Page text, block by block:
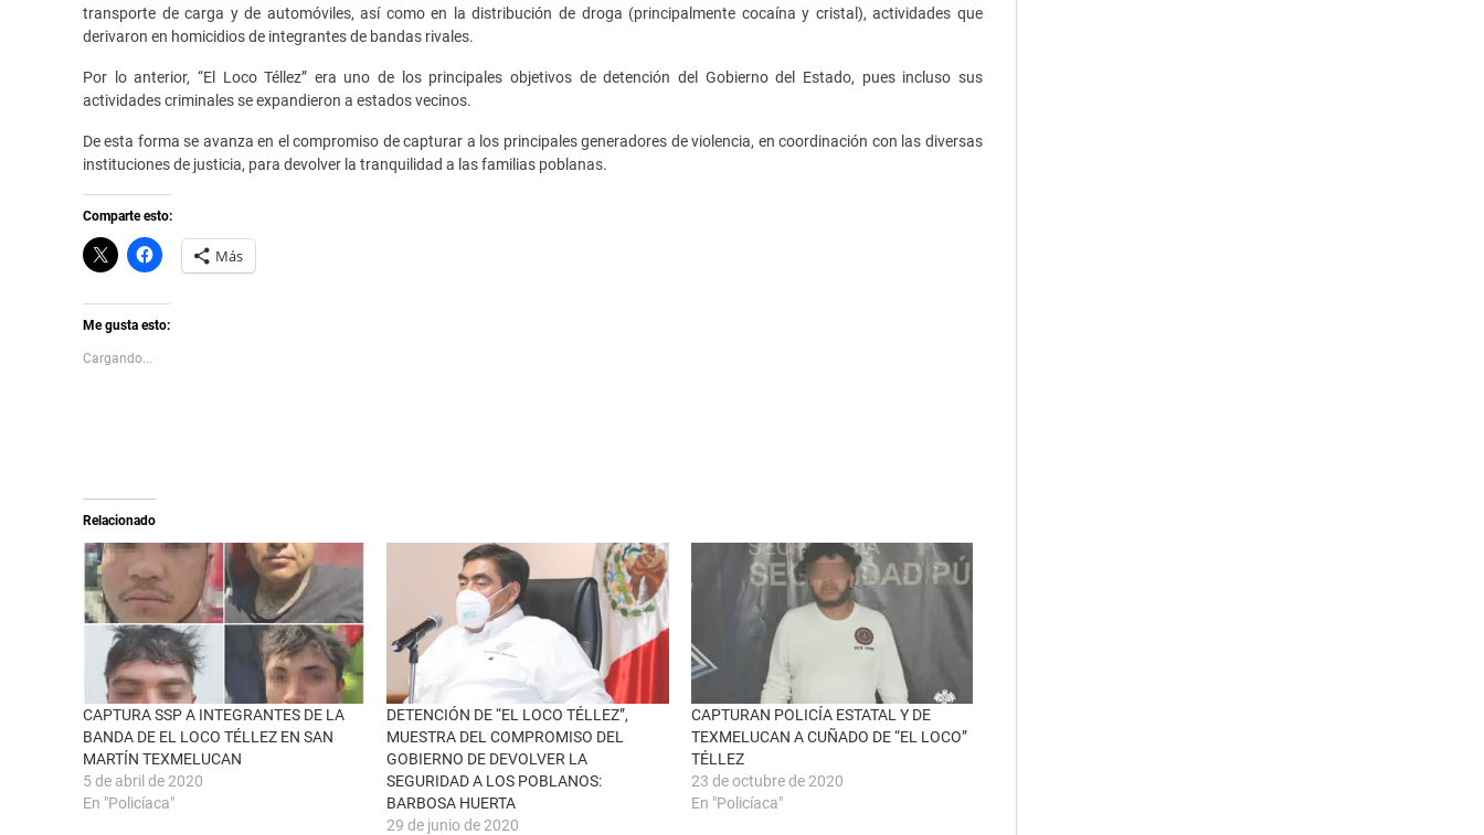
transporte de carga y de automóviles, así como en la distribución de droga (principalmente cocaína y cristal), actividades que
derivaron en homicidios de integrantes de bandas rivales.
Por lo anterior, “El Loco Téllez” era uno de los principales objetivos de detención del Gobierno del Estado, pues incluso sus
actividades criminales se expandieron a estados vecinos.
De esta forma se avanza en el compromiso de capturar a los principales generadores de violencia, en coordinación con las diversas
instituciones de justicia, para devolver la tranquilidad a las familias poblanas.
Comparte esto:
C
l
k
t
o
s
h
e
b
e
e
u
n
a
v
e
n
t
a
n
a
n
u
e
v
a
)
H
a
l
i
t
r
n
a
c
e
b
o
o
k
(
S
e
a
b
r
e
e
n
u
Más
Me gusta esto:
Cargando...
Relacionado
CAPTURA SSP A INTEGRANTES DE LA
BANDA DE EL LOCO TÉLLEZ EN SAN
MARTÍN TEXMELUCAN
5 de abril de 2020
En "Policíaca"
DETENCIÓN DE “EL LOCO TÉLLEZ”,
MUESTRA DEL COMPROMISO DEL
GOBIERNO DE DEVOLVER LA
SEGURIDAD A LOS POBLANOS:
BARBOSA HUERTA
29 de junio de 2020
CAPTURAN POLICÍA ESTATAL Y DE
TEXMELUCAN A CUÑADO DE “EL LOCO”
TÉLLEZ
23 de octubre de 2020
En "Policíaca"